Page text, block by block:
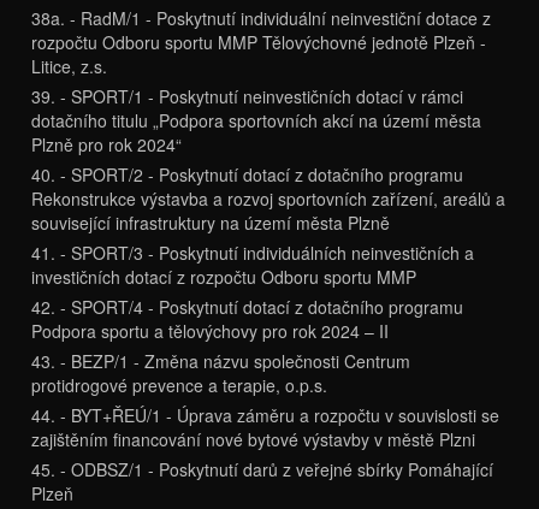
38a. - RadM/1 - Poskytnutí individuální neinvestiční dotace z
rozpočtu Odboru sportu MMP Tělovýchovné jednotě Plzeň -
Litice, z.s.
39. - SPORT/1 - Poskytnutí neinvestičních dotací v rámci
dotačního titulu „Podpora sportovních akcí na území města
Plzně pro rok 2024“
40. - SPORT/2 - Poskytnutí dotací z dotačního programu
Rekonstrukce výstavba a rozvoj sportovních zařízení, areálů a
související infrastruktury na území města Plzně
41. - SPORT/3 - Poskytnutí individuálních neinvestičních a
investičních dotací z rozpočtu Odboru sportu MMP
42. - SPORT/4 - Poskytnutí dotací z dotačního programu
Podpora sportu a tělovýchovy pro rok 2024 – II
43. - BEZP/1 - Změna názvu společnosti Centrum
protidrogové prevence a terapie, o.p.s.
44. - BYT+ŘEÚ/1 - Úprava záměru a rozpočtu v souvislosti se
zajištěním financování nové bytové výstavby v městě Plzni
45. - ODBSZ/1 - Poskytnutí darů z veřejné sbírky Pomáhající
Plzeň